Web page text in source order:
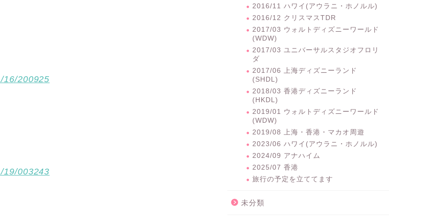
16/200925
19/003243
2016/11 ハワイ(アウラニ・ホノルル)
2016/12 クリスマスTDR
2017/03 ウォルトディズニーワールド
(WDW)
2017/03 ユニバーサルスタジオフロリ
ダ
2017/06 上海ディズニーランド
(SHDL)
2018/03 香港ディズニーランド
(HKDL)
2019/01 ウォルトディズニーワールド
(WDW)
2019/08 上海・香港・マカオ周遊
2023/06 ハワイ(アウラニ・ホノルル)
2024/09 アナハイム
2025/07 香港
旅行の予定を立ててます
未分類